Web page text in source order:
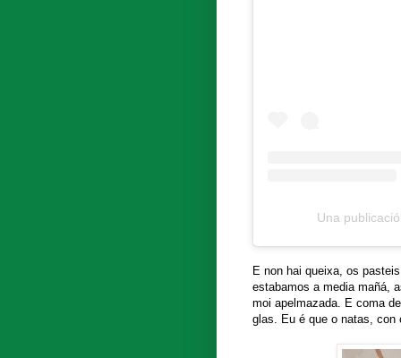
Una
E non hai queixa, os
estabamos a media mañá,
moi apelmazada. E coma
glas. Eu é que o natas, con